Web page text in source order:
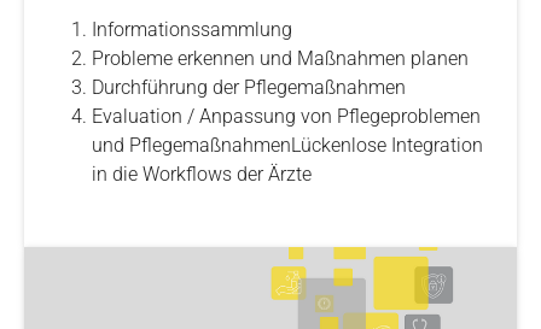
Informationssammlung
Probleme erkennen und Maßnahmen planen
Durchführung der Pflegemaßnahmen
Evaluation / Anpassung von Pflegeproblemen
und PflegemaßnahmenLückenlose Integration
in die Workflows der Ärzte